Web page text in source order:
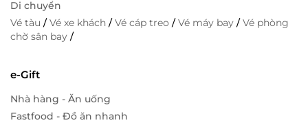
Di chuyển
Vé tàu /Vé xe khách /Vé cáp treo /Vé máy bay /Vé phòng
chờ sân bay /
e-Gift
Nhà hàng - Ăn uống
Fastfood - Đồ ăn nhanh